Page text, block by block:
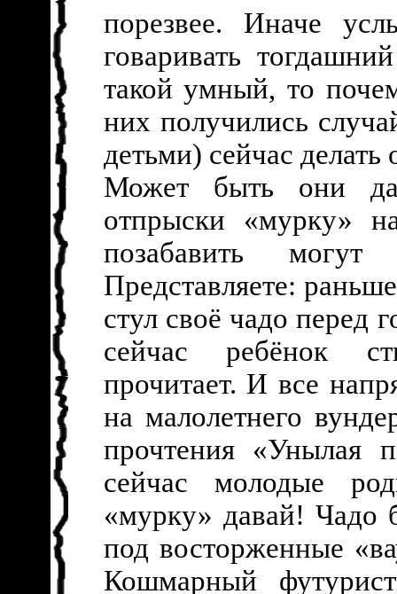
порезвее. Иначе
говаривать
такой умный, то
них получились
детьми) сейчас делать
Может быть они
отпрыски «мурку»
позабавить
Представляете:
стул своё чадо перед
сейчас ребёнок
прочитает. И все
на малолетнего
прочтения «Унылая
сейчас молодые
«мурку» давай! Чадо
под восторженные
Кошмарный